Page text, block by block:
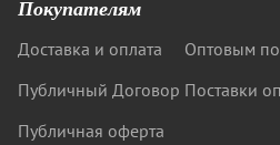
Покупателям
Доставка и оплата
Оптовым
Публичный Договор Поставки
Публичная оферта